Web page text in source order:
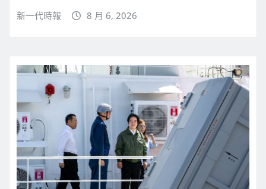
新一代時報 8 月 6, 2026